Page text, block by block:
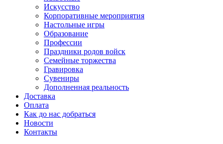
Искусство
Корпоративные мероприятия
Настольные игры
Образование
Профессии
Праздники родов войск
Семейные торжества
Гравировка
Сувениры
Дополненная реальность
Доставка
Оплата
Как до нас добраться
Новости
Контакты